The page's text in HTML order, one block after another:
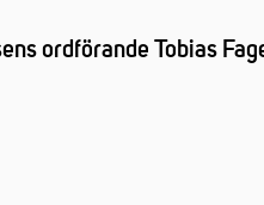
ordförande Tobias